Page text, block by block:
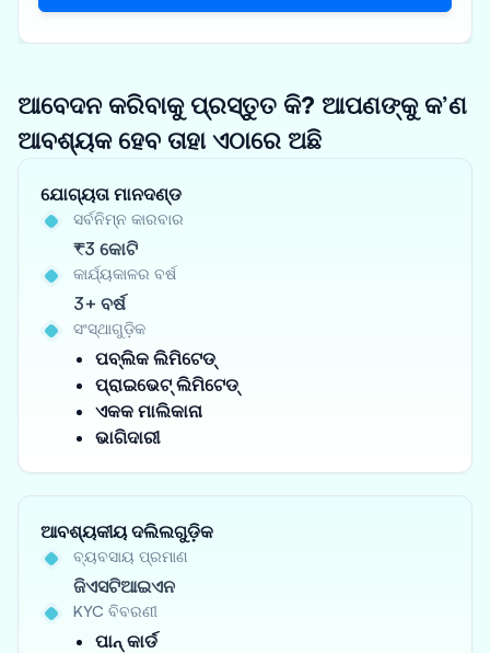
ଆବେଦନ କରିବାକୁ ପ୍ରସ୍ତୁତ କି? ଆପଣଙ୍କୁ କ’ଣ
ଆବଶ୍ୟକ ହେବ ତାହା ଏଠାରେ ଅଛି
ଯୋଗ୍ୟତା ମାନଦଣ୍ଡ
ସର୍ବନିମ୍ନ କାରବାର
₹3 କୋଟି
କାର୍ଯ୍ୟକାଳର ବର୍ଷ
3+ ବର୍ଷ
ସଂସ୍ଥାଗୁଡ଼ିକ
ପବ୍ଲିକ ଲିମିଟେଡ୍
ପ୍ରାଇଭେଟ୍ ଲିମିଟେଡ୍
ଏକକ ମାଲିକାନା
ଭାଗିଦାରୀ
ଆବଶ୍ୟକୀୟ ଦଲିଲଗୁଡ଼ିକ
ବ୍ୟବସାୟ ପ୍ରମାଣ
ଜିଏସଟିଆଇଏନ
KYC ବିବରଣୀ
ପାନ୍ କାର୍ଡ